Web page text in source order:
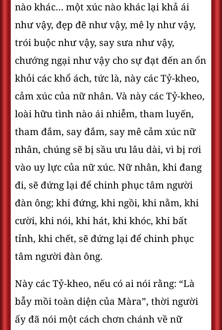
nào khác… một xúc nào khác lại khả ái
như vậy, đẹp đẽ như vậy, mê ly như vậy,
trói buộc như vậy, say sưa như vậy,
chướng ngại như vậy cho sự đạt đến an ổn
khỏi các khổ ách, tức là, này các Tỷ-kheo,
cảm xúc của nữ nhân. Và này các Tỷ-kheo,
loài hữu tình nào ái nhiễm, tham luyến,
tham đắm, say đắm, say mê cảm xúc nữ
nhân, chúng sẽ bị sầu ưu lâu dài, vì bị rơi
vào uy lực của nữ xúc. Nữ nhân, khi đang
đi, sẽ đứng lại để chinh phục tâm người
đàn ông; khi đứng, khi ngồi, khi nằm, khi
cười, khi nói, khi hát, khi khóc, khi bất
tỉnh, khi chết, sẽ đứng lại để chinh phục
tâm người đàn ông.
Này các Tỷ-kheo, nếu có ai nói rằng: “Là
bẫy mồi toàn diện của Màra”, thời người
ấy đã nói một cách chơn chánh về nữ